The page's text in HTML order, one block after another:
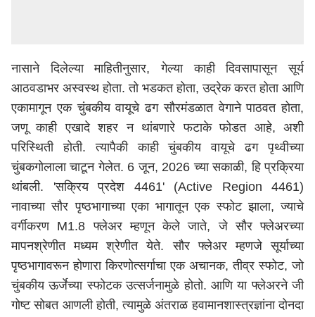
नासाने दिलेल्या माहितीनुसार,गेल्या काही दिवसापासूनसूर्य
आठवडाभर अस्वस्थ होता. तो भडकत होता, उद्रेक करत होता आणि
एकामागून एक चुंबकीय वायूचे ढग सौरमंडळात वेगाने पाठवत होता,
जणू काही एखादे शहर न थांबणारे फटाके फोडत आहे, अशी
परिस्थिती
होती. त्यापैकी काही चुंबकीय वायूचे ढग पृथ्वीच्या
चुंबकगोलाला चाटून गेलेत. 6 जून, 2026 च्या सकाळी,हि प्रक्रिया
थांबली. 'सक्रिय प्रदेश 4461' (Active Region 4461)
नावाच्या सौर पृष्ठभागाच्या एका भागातून एक स्फोट झाला, ज्याचे
वर्गीकरण M1.8 फ्लेअर म्हणून केले जाते, जे सौर फ्लेअरच्या
मापनश्रेणीत मध्यम श्रेणीत येते. सौर फ्लेअर म्हणजे सूर्याच्या
पृष्ठभागावरून होणारा किरणोत्सर्गाचा एक अचानक, तीव्र स्फोट, जो
चुंबकीय ऊर्जेच्या स्फोटक उत्सर्जनामुळे होतो. आणि या फ्लेअरने जी
गोष्ट सोबत आणली होती, त्यामुळे अंतराळ हवामानशास्त्रज्ञांना दोनदा